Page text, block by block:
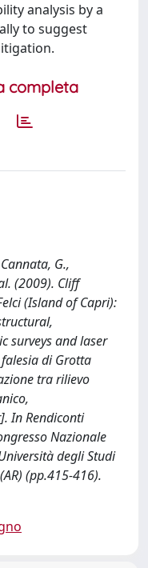
analysis by a
to suggest
completa
G.,
(2009). Cliff
(Island of Capri):
surveys and laser
di Grotta
tra rilievo
In Rendiconti
Nazionale
degli Studi
(pp.415-416).